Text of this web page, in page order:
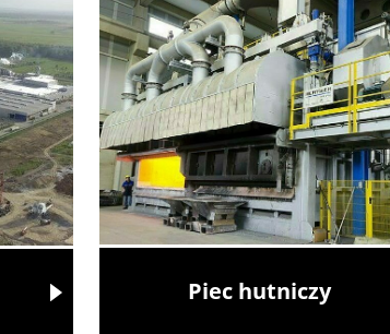
Piec hutniczy